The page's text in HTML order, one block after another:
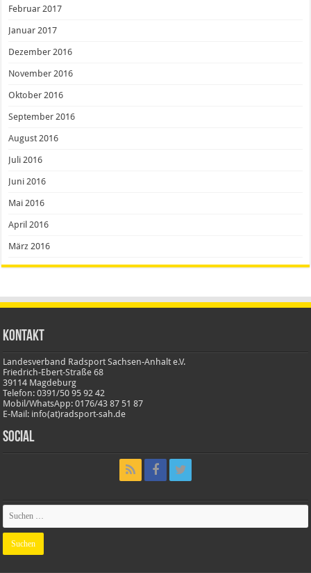
Februar 2017
Januar 2017
Dezember 2016
November 2016
Oktober 2016
September 2016
August 2016
Juli 2016
Juni 2016
Mai 2016
April 2016
März 2016
Kontakt
Landesverband Radsport Sachsen-Anhalt e.V.
Friedrich-Ebert-Straße 68
39114 Magdeburg
Telefon: 0391/50 95 92 42
Mobil/WhatsApp: 0176/43 87 51 87
E-Mail: info(at)radsport-sah.de
Social